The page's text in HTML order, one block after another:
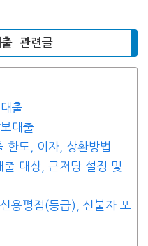
출 관련글
출
대출
한도, 이자, 상환방법
대상, 근저당 설정 및
용평점(등급), 신불자 포